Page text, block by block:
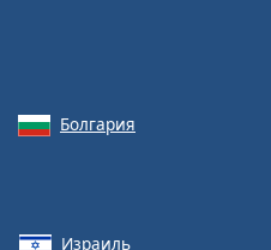
Болгария
Израиль